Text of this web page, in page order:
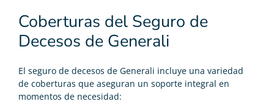
Coberturas del Seguro de
Decesos de Generali
El seguro de decesos de Generali incluye una variedad
de coberturas que aseguran un soporte integral en
momentos de necesidad: